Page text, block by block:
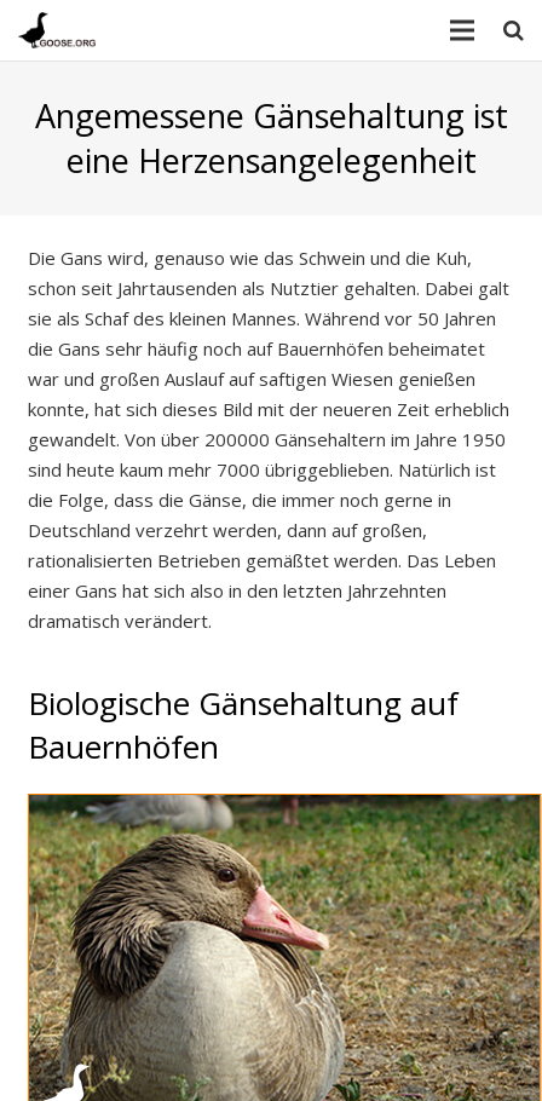
Angemessene Gänsehaltung ist
eine Herzensangelegenheit
Die Gans wird, genauso wie das Schwein und die Kuh,
schon seit Jahrtausenden als Nutztier gehalten. Dabei galt
sie als Schaf des kleinen Mannes. Während vor 50 Jahren
die Gans sehr häufig noch auf Bauernhöfen beheimatet
war und großen Auslauf auf saftigen Wiesen genießen
konnte, hat sich dieses Bild mit der neueren Zeit erheblich
gewandelt. Von über 200000 Gänsehaltern im Jahre 1950
sind heute kaum mehr 7000 übriggeblieben. Natürlich ist
die Folge, dass die Gänse, die immer noch gerne in
Deutschland verzehrt werden, dann auf großen,
rationalisierten Betrieben gemäßtet werden. Das Leben
einer Gans hat sich also in den letzten Jahrzehnten
dramatisch verändert.
Biologische Gänsehaltung auf
Bauernhöfen